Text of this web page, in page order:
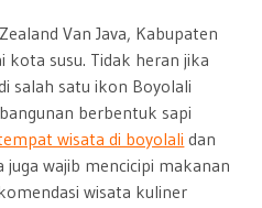
Van Java, Kabupaten
kota susu. Tidak heran jika
salah satu ikon Boyolali
berbentuk sapi
wisata di boyolali dan
juga wajib mencicipi makanan
wisata kuliner